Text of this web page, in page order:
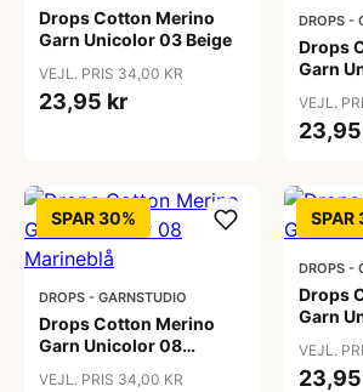
Drops Cotton Merino
Garn Unicolor 03 Beige
VEJL. PRIS 34,00 KR
23,95 kr
DROPS -
Drops
Garn
VEJL.
SPAR 30%
DROPS - GARNSTUDIO
Drops Cotton Merino
Garn Unicolor 08
VEJL. PRIS 34,00 KR
SPAR
DROPS -
Drops
Garn
VEJL.